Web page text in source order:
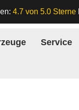
4.7 von 5.0 Sterne
Service